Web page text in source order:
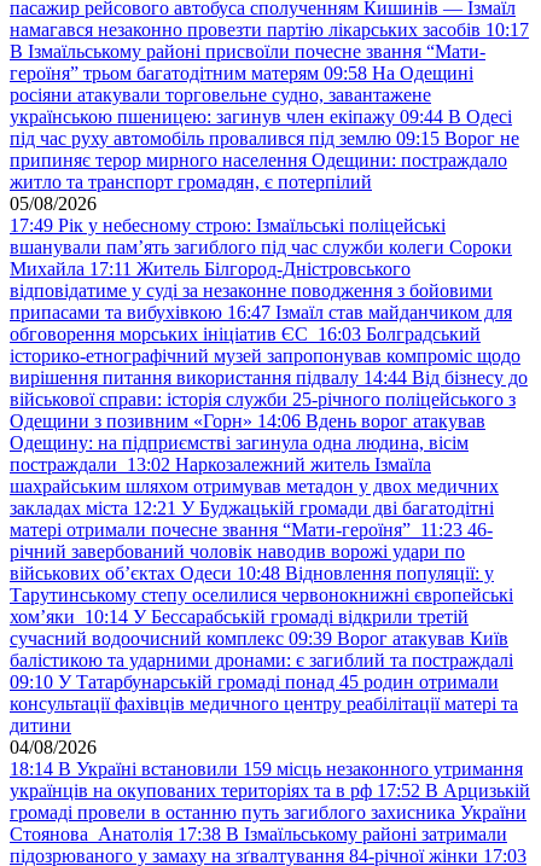
пасажир рейсового автобуса сполученням Кишинів — Ізмаїл
намагався незаконно провезти партію лікарських засобів 10:17
В Ізмаїльському районі присвоїли почесне звання “Мати-
героїня” трьом багатодітним матерям 09:58 На Одещині
росіяни атакували торговельне судно, завантажене
українською пшеницею: загинув член екіпажу 09:44 В Одесі
під час руху автомобіль провалився під землю 09:15 Ворог не
припиняє терор мирного населення Одещини: постраждало
житло та транспорт громадян, є потерпілий
05/08/2026
17:49 Рік у небесному строю: Ізмаїльські поліцейські
вшанували пам’ять загиблого під час служби колеги Сороки
Михайла 17:11 Житель Білгород-Дністровського
відповідатиме у суді за незаконне поводження з бойовими
припасами та вибухівкою 16:47 Ізмаїл став майданчиком для
обговорення морських ініціатив ЄС 16:03 Болградський
історико-етнографічний музей запропонував компроміс щодо
вирішення питання використання підвалу 14:44 Від бізнесу до
військової справи: історія служби 25-річного поліцейського з
Одещини з позивним «Горн» 14:06 Вдень ворог атакував
Одещину: на підприємстві загинула одна людина, вісім
постраждали 13:02 Наркозалежний житель Ізмаїла
шахрайським шляхом отримував метадон у двох медичних
закладах міста 12:21 У Буджацькій громади дві багатодітні
матері отримали почесне звання “Мати-героїня” 11:23 46-
річний завербований чоловік наводив ворожі удари по
військових обʼєктах Одеси 10:48 Відновлення популяції: у
Тарутинському степу оселилися червонокнижні європейські
хом’яки 10:14 У Бессарабській громаді відкрили третій
сучасний водоочисний комплекс 09:39 Ворог атакував Київ
балістикою та ударними дронами: є загиблий та постраждалі
09:10 У Татарбунарській громаді понад 45 родин отримали
консультації фахівців медичного центру реабілітації матері та
дитини
04/08/2026
18:14 В Україні встановили 159 місць незаконного утримання
українців на окупованих територіях та в рф 17:52 В Арцизькій
громаді провели в останню путь загиблого захисника України
Стоянова Анатолія 17:38 В Ізмаїльському районі затримали
підозрюваного у замаху на зґвалтування 84-річної жінки 17:03